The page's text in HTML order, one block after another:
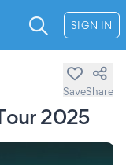
SIGN IN
2025
SaveShare